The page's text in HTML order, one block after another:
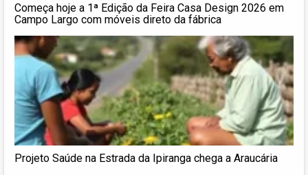
Começa hoje a 1ª Edição da Feira Casa Design 2026 em
Campo Largo com móveis direto da fábrica
Projeto Saúde na Estrada da Ipiranga chega a Araucária